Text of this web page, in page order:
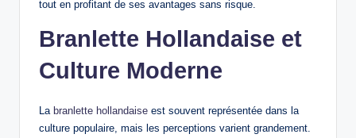
tout en profitant de ses avantages sans risque.
Branlette Hollandaise et
Culture Moderne
La branlette hollandaise est souvent représentée dans la
culture populaire, mais les perceptions varient grandement.